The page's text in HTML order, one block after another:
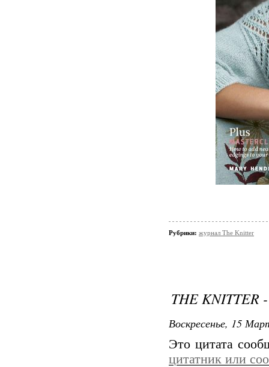
Рубрики: журнал The Knitter
THE KNITTER
Воскресенье, 15
Это цитата
цитатник или